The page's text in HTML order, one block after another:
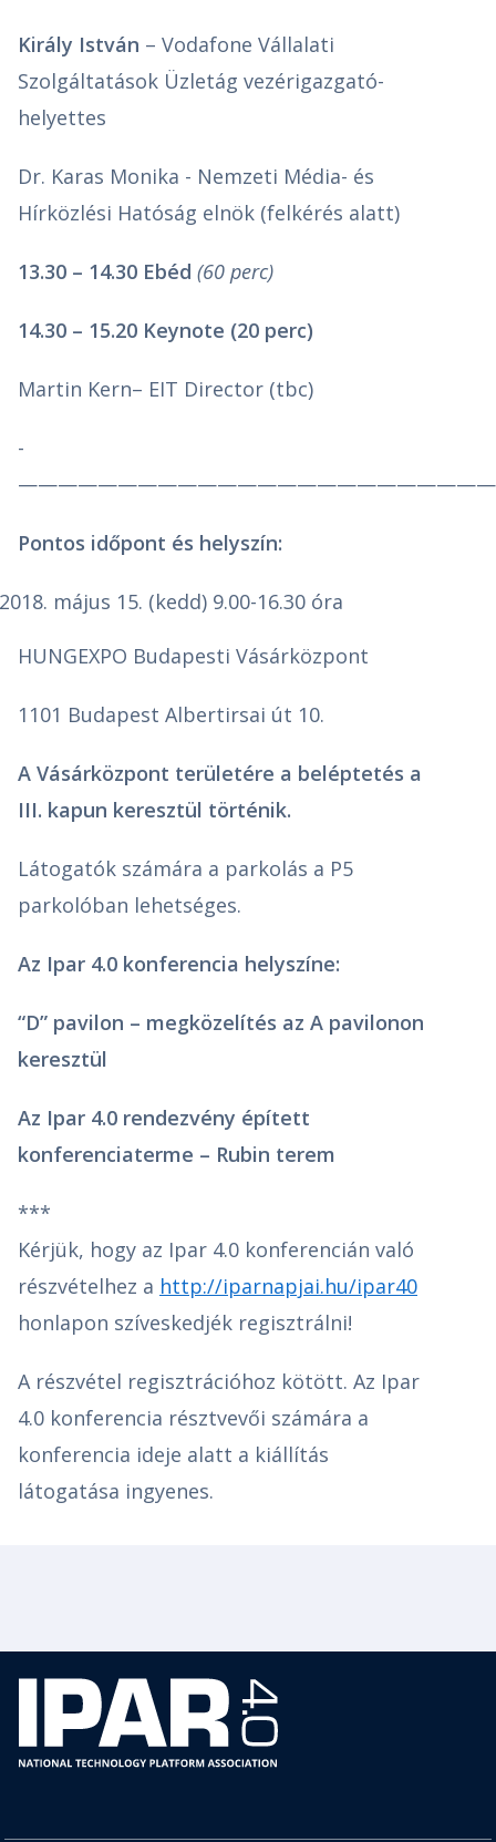
Király István – Vodafone Vállalati
Szolgáltatások Üzletág vezérigazgató-
helyettes
Dr. Karas Monika - Nemzeti Média- és
Hírközlési Hatóság elnök (felkérés alatt)
13.30 – 14.30 Ebéd (60 perc)
14.30 – 15.20 Keynote (20 perc)
Martin Kern– EIT Director (tbc)
-
Pontos időpont és helyszín:
május 15. (kedd) 9.00-16.30 óra
HUNGEXPO Budapesti Vásárközpont
1101 Budapest Albertirsai út 10.
A Vásárközpont területére a beléptetés a
III. kapun keresztül történik.
Látogatók számára a parkolás a P5
parkolóban lehetséges.
Az Ipar 4.0 konferencia helyszíne:
“D” pavilon – megközelítés az A pavilonon
keresztül
Az Ipar 4.0 rendezvény épített
konferenciaterme – Rubin terem
***
Kérjük, hogy az Ipar 4.0 konferencián való
részvételhez a http://iparnapjai.hu/ipar40
honlapon szíveskedjék regisztrálni!
A részvétel regisztrációhoz kötött. Az Ipar
4.0 konferencia résztvevői számára a
konferencia ideje alatt a kiállítás
látogatása ingyenes.